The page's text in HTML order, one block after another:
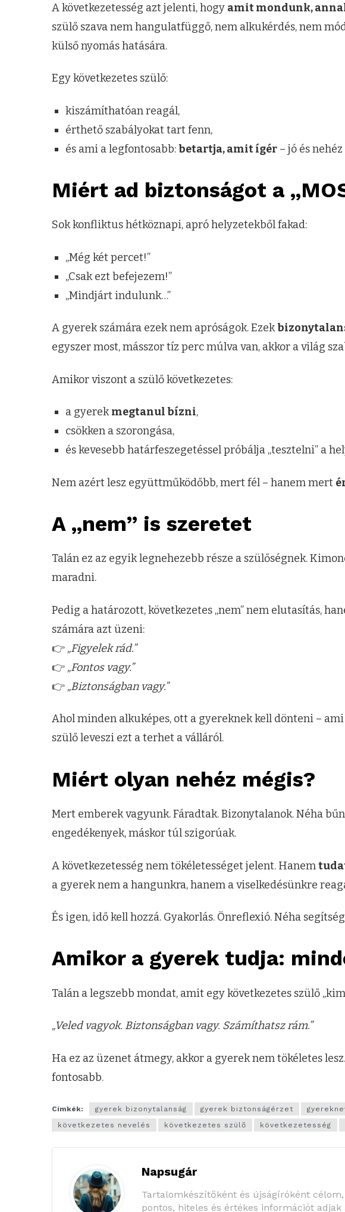
A következetesség azt jelenti, hogy amit mondunk,
szülő szava nem hangulatfüggő, nem alkukérdés, nem
külső nyomás hatására.
Egy következetes szülő:
kiszámíthatóan reagál,
érthető szabályokat tart fenn,
és ami a legfontosabb:betartja, amit ígér – jó és
Miért ad biztonságot a
Sok konfliktus hétköznapi, apró helyzetekből fakad:
„Még két percet!”
„Csak ezt befejezem!”
„Mindjárt indulunk…”
A gyerek számára ezek nem apróságok. Ezek
egyszer most, másszor tíz perc múlva van, akkor a világ
Amikor viszont a szülő következetes:
a gyerekmegtanul bízni,
csökken a szorongása,
és kevesebb határfeszegetéssel próbálja „tesztelni” a
Nem azért lesz együttműködőbb, mert fél – hanem mert
A „nem” is szeretet
Talán ez az egyik legnehezebb része a szülőségnek.
maradni.
Pedig a határozott, következetes „nem” nem elutasítás,
számára azt üzeni:
👉 „Figyelek rád.”
👉 „Fontos vagy.”
👉 „Biztonságban vagy.”
Ahol minden alkuképes, ott a gyereknek kell dönteni –
szülő leveszi ezt a terhet a válláról.
Miért olyan nehéz mégis?
Mert emberek vagyunk. Fáradtak. Bizonytalanok. Néha
engedékenyek, máskor túl szigorúak.
A következetesség nem tökéletességet jelent. Hanem
a gyerek nem a hangunkra, hanem a viselkedésünkre
És igen, idő kell hozzá. Gyakorlás. Önreflexió. Néha
Amikor a gyerek tudja:
Talán a legszebb mondat, amit egy következetes szülő
„Veled vagyok. Biztonságban vagy. Számíthatsz rám.”
Ha ez az üzenet átmegy, akkor a gyerek nem tökéletes
fontosabb.
Címkék: gyerek bizonytalanság gyerek biztonságérzet
következetes nevelés
következetes szülő következetesség
Napsugár
Tartalomkészítőként és újságíróként
pontos, hiteles és értékes információt adjak